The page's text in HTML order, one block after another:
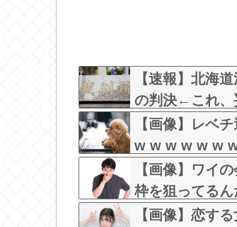
森下千里議員、「森下」で検
【速報】北海
の判決←これ、
【画像】レベ
w w w w w w
【画像】ワイ
枠を狙ってる
【画像】恋す